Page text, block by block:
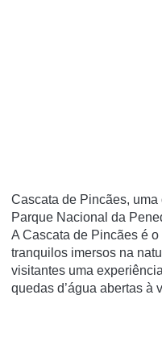
Cascata de Pincães,
Parque Nacional da
A Cascata de Pincães é
tranquilos imersos na
visitantes uma
quedas d’água abertas à